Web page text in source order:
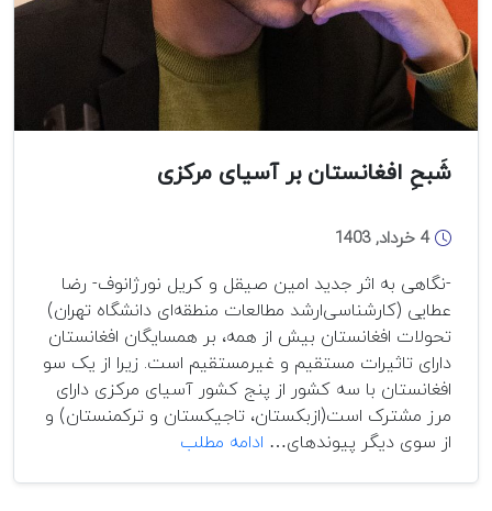
شَبحِ افغانستان بر آسیای مرکزی
4 خرداد, 1403
-نگاهی به اثر جدید امین صیقل و کریل نورژانوف- رضا
عطایی (کارشناسی‌ارشد مطالعات منطقه‌ای دانشگاه تهران)
تحولات افغانستان بیش از همه، بر همسایگان افغانستان
دارای تاثیرات مستقیم و غیرمستقیم است. زیرا از یک سو
افغانستان با سه کشور از پنج کشور آسیای مرکزی دارای
مرز مشترک است(ازبکستان، تاجیکستان و ترکمنستان) و
از سوی دیگر پیوندهای… ادامه مطلب